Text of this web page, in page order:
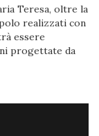
Teresa, oltre la
realizzati con
essere
progettate da